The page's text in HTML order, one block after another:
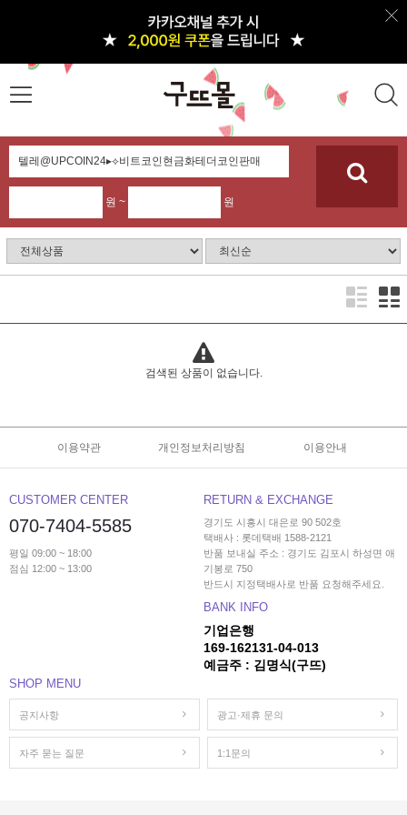
원 ~ 원
검색된 상품이 없습니다.
이용약관 개인정보처리방침 이용안내
CUSTOMER CENTER
070-7404-5585
평일 09:00 ~ 18:00
점심 12:00 ~ 13:00
RETURN & EXCHANGE
경기도 시흥시 대은로 90 502호
택배사 : 롯데택배 1588-2121
반품 보내실 주소 : 경기도 김포시 하성면 애
기봉로 750
반드시 지정택배사로 반품 요청해주세요.
BANK INFO
기업은행
169-162131-04-013
예금주 : 김명식(구뜨)
SHOP MENU
공지사항 광고·제휴 문의
자주 묻는 질문 1:1문의